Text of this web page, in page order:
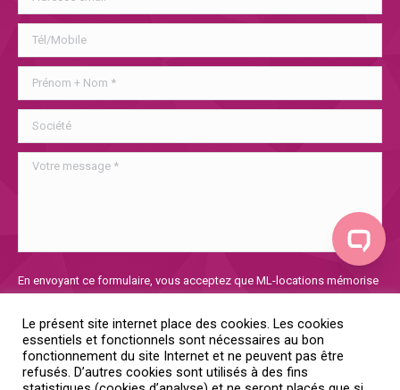
laisser
champ
vide.
En envoyant ce formulaire, vous acceptez que ML-locations mémorise
vous voulez en savoir plus sur notre politique de confidentialité, vous
la trouverez
Oui, je donne mon consentement
Le présent site internet place des cookies. Les cookies
essentiels et fonctionnels sont nécessaires au bon
fonctionnement du site Internet et ne peuvent pas être
refusés. D’autres cookies sont utilisés à des fins